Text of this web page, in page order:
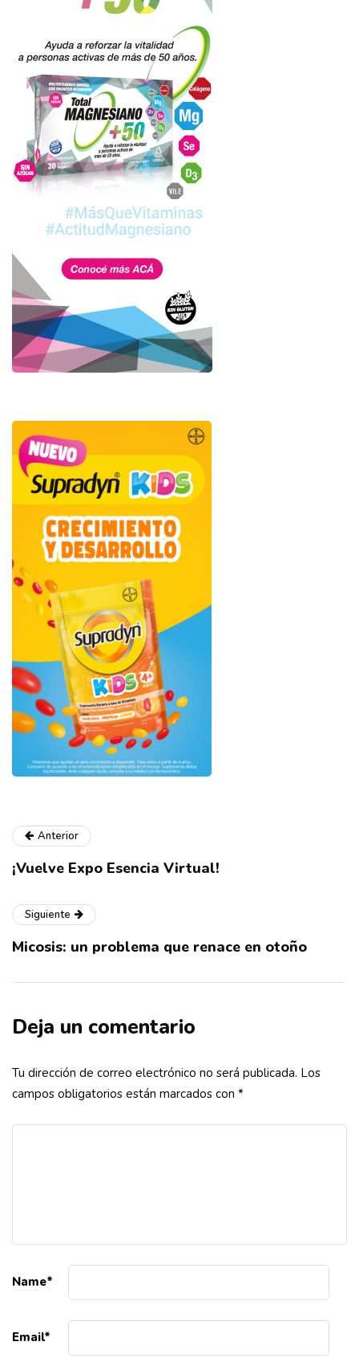
Anterior
¡Vuelve Expo Esencia Virtual!
Siguiente
Micosis: un problema que renace en otoño
Deja un comentario
Tu dirección de correo electrónico no será publicada. Los
campos obligatorios están marcados con *
Name*
Email*